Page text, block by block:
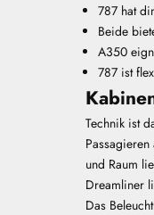
787 hat
Beide
A350
787 ist
Technik ist
und Raum
Dreamliner
Das